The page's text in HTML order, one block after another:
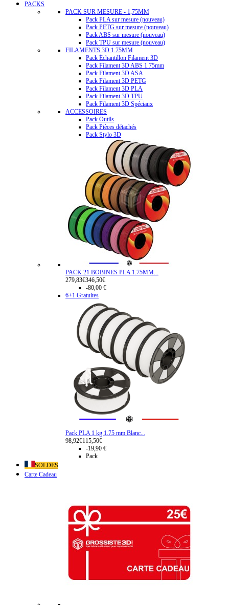
PACKS
PACK SUR MESURE - 1,75MM
Pack PLA sur mesure (nouveau)
Pack PETG sur mesure (nouveau)
Pack ABS sur mesure (nouveau)
Pack TPU sur mesure (nouveau)
FILAMENTS 3D 1.75MM
Pack Échantillon Filament 3D
Pack Filament 3D ABS 1.75mm
Pack Filament 3D ASA
Pack Filament 3D PETG
Pack Filament 3D PLA
Pack Filament 3D TPU
Pack Filament 3D Spéciaux
ACCESSOIRES
Pack Outils
Pack Pièces détachés
Pack Stylo 3D
PACK 21 BOBINES PLA 1.75MM...
279,83€346,50€
-80,00 €
6+1 Gratuites
Pack PLA 1 kg 1.75 mm Blanc...
98,92€115,50€
-19,90 €
Pack
SOLDES
Carte Cadeau